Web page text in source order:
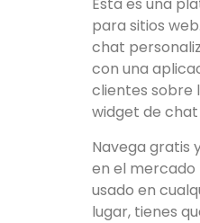
Esta es una
para sitios
chat
con una
clientes sobre
widget de chat
Navega gratis
en el mercado
usado en
lugar, tienes